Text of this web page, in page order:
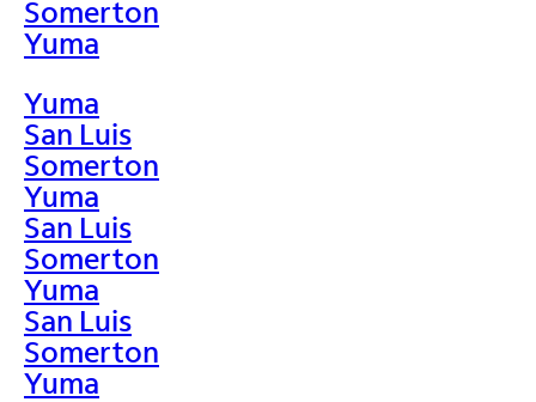
Somerton
Yuma
Yuma
San Luis
Somerton
Yuma
San Luis
Somerton
Yuma
San Luis
Somerton
Yuma